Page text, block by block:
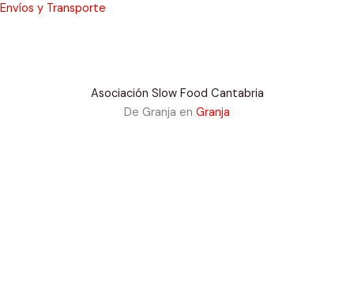
Envíos y Transporte
Asociación Slow Food Cantabria
De Granja en Granja